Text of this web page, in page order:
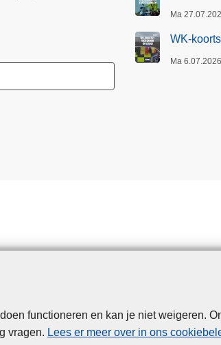
functioneren en kan je niet weigeren.
vragen. Lees er meer over in ons
Ma
WK-
Ma
Disclaimer Privacy Cookies